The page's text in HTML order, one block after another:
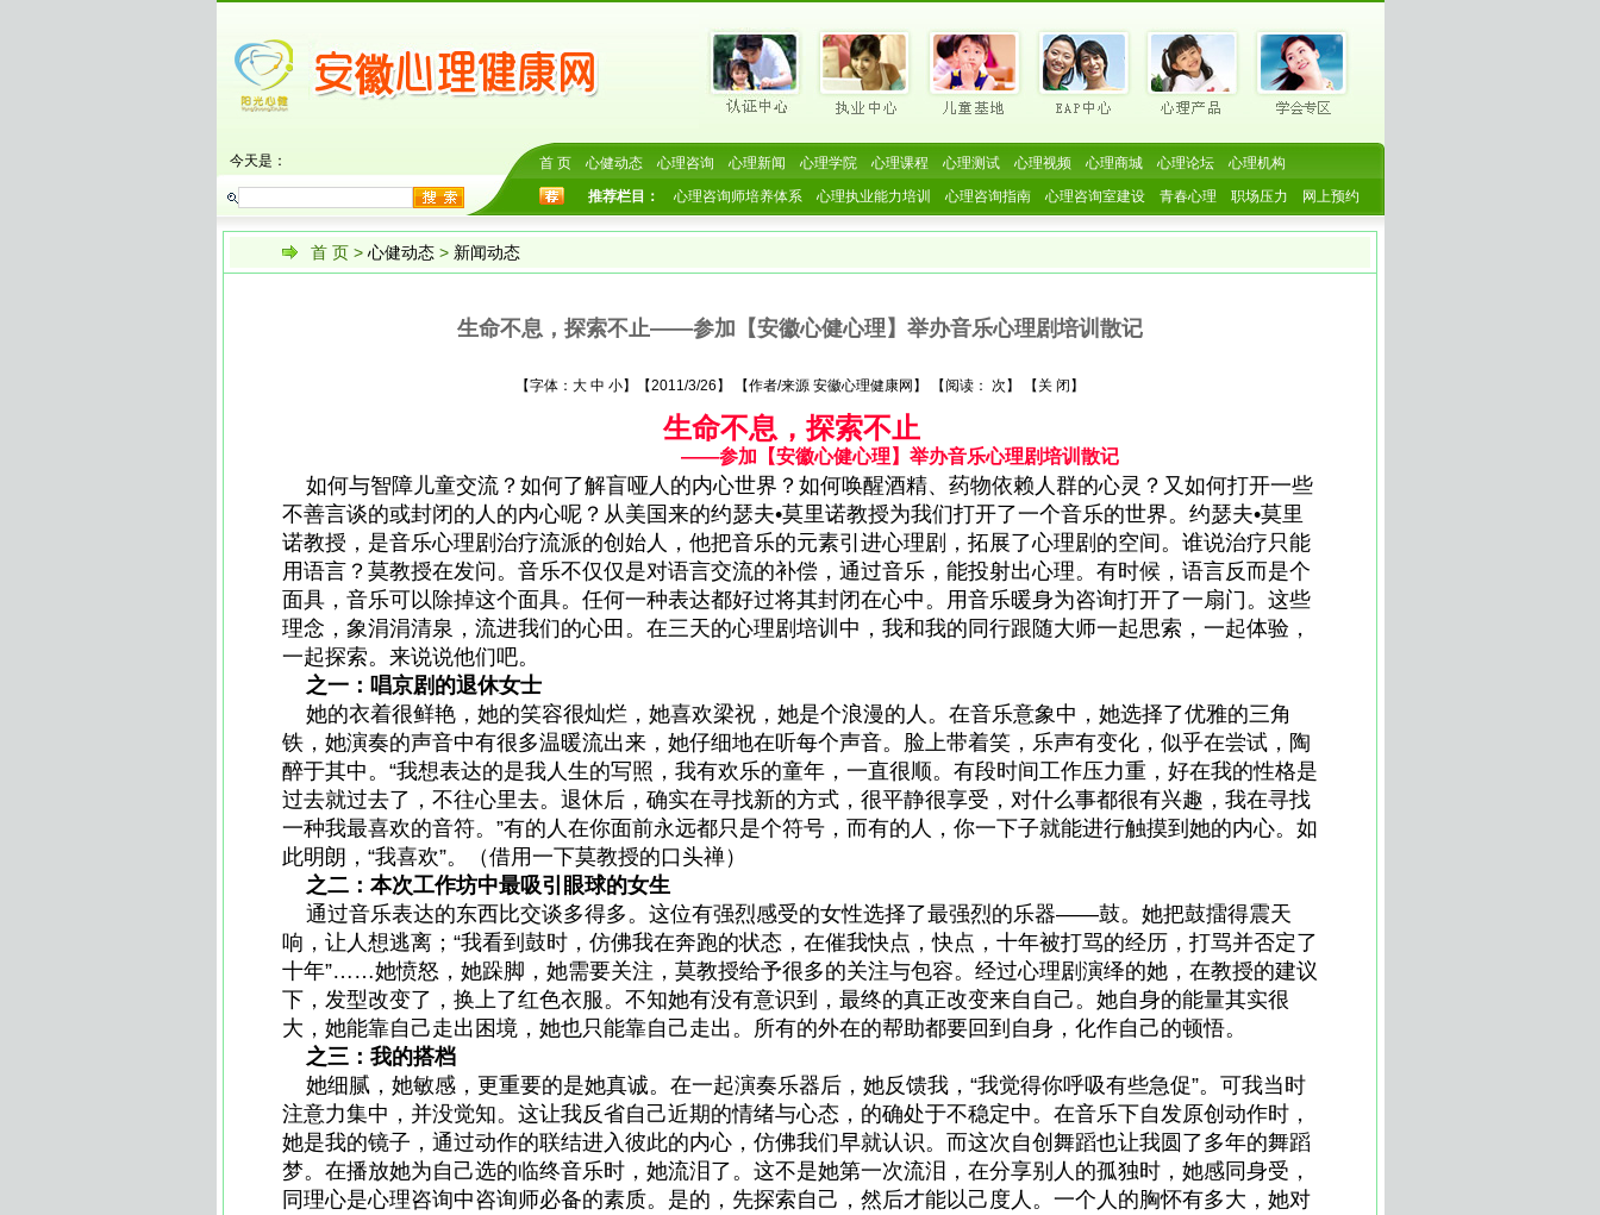
今天是： 首 页 心健动态 心理咨询 心理新闻 心理学院 心理课程 心理测试 心理视频 心理商城 心理论坛
心理机构
推荐栏目：
心理咨询师培养体系 心理执业能力培训 心理咨询指南 心理咨询室建设 青春心理 职场压力 网上预约
首 页 > 心健动态 > 新闻动态
生命不息，探索不止——参加【安徽心健心理】举办音乐心理剧培训散记
【字体： 大 中 小】【2011/3/26】 【作者/来源 安徽心理健康网】 【阅读： 次】 【 关 闭 】
生命不息，探索不止
——参加【安徽心健心理】举办音乐心理剧培训散记
如何与智障儿童交流？如何了解盲哑人的内心世界？如何唤醒酒精、药物依赖人群的心灵？又如何打开一些
不善言谈的或封闭的人的内心呢？从美国来的约瑟夫•莫里诺教授为我们打开了一个音乐的世界。约瑟夫•莫里
诺教授，是音乐心理剧治疗流派的创始人，他把音乐的元素引进心理剧，拓展了心理剧的空间。谁说治疗只能
用语言？莫教授在发问。音乐不仅仅是对语言交流的补偿，通过音乐，能投射出心理。有时候，语言反而是个
面具，音乐可以除掉这个面具。任何一种表达都好过将其封闭在心中。用音乐暖身为咨询打开了一扇门。这些
理念，象涓涓清泉，流进我们的心田。在三天的心理剧培训中，我和我的同行跟随大师一起思索，一起体验，
一起探索。来说说他们吧。
之一：唱京剧的退休女士
她的衣着很鲜艳，她的笑容很灿烂，她喜欢梁祝，她是个浪漫的人。在音乐意象中，她选择了优雅的三角
铁，她演奏的声音中有很多温暖流出来，她仔细地在听每个声音。脸上带着笑，乐声有变化，似乎在尝试，陶
醉于其中。“我想表达的是我人生的写照，我有欢乐的童年，一直很顺。有段时间工作压力重，好在我的性格是
过去就过去了，不往心里去。退休后，确实在寻找新的方式，很平静很享受，对什么事都很有兴趣，我在寻找
一种我最喜欢的音符。”有的人在你面前永远都只是个符号，而有的人，你一下子就能进行触摸到她的内心。如
此明朗，“我喜欢”。（借用一下莫教授的口头禅）
之二：本次工作坊中最吸引眼球的女生
通过音乐表达的东西比交谈多得多。这位有强烈感受的女性选择了最强烈的乐器——鼓。她把鼓擂得震天
响，让人想逃离；“我看到鼓时，仿佛我在奔跑的状态，在催我快点，快点，十年被打骂的经历，打骂并否定了
十年”……她愤怒，她跺脚，她需要关注，莫教授给予很多的关注与包容。经过心理剧演绎的她，在教授的建议
下，发型改变了，换上了红色衣服。不知她有没有意识到，最终的真正改变来自自己。她自身的能量其实很
大，她能靠自己走出困境，她也只能靠自己走出。所有的外在的帮助都要回到自身，化作自己的顿悟。
之三：我的搭档
她细腻，她敏感，更重要的是她真诚。在一起演奏乐器后，她反馈我，“我觉得你呼吸有些急促”。可我当时
注意力集中，并没觉知。这让我反省自己近期的情绪与心态，的确处于不稳定中。在音乐下自发原创动作时，
她是我的镜子，通过动作的联结进入彼此的内心，仿佛我们早就认识。而这次自创舞蹈也让我圆了多年的舞蹈
梦。在播放她为自己选的临终音乐时，她流泪了。这不是她第一次流泪，在分享别人的孤独时，她感同身受，
同理心是心理咨询中咨询师必备的素质。是的，先探索自己，然后才能以己度人。一个人的胸怀有多大，她对